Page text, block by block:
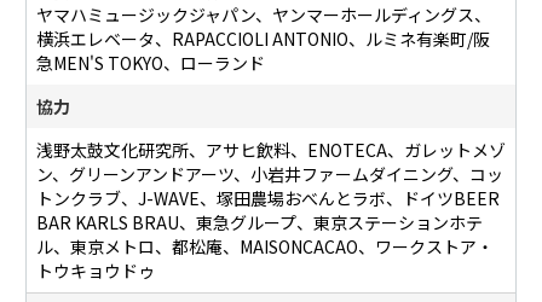
ヤマハミュージックジャパン、ヤンマーホールディングス、
横浜エレベータ、RAPACCIOLI ANTONIO、ルミネ有楽町/阪
急MEN'S TOKYO、ローランド
協力
浅野太鼓文化研究所、アサヒ飲料、ENOTECA、ガレットメゾ
ン、グリーンアンドアーツ、小岩井ファームダイニング、コッ
トンクラブ、J-WAVE、塚田農場おべんとラボ、ドイツBEER
BAR KARLS BRAU、東急グループ、東京ステーションホテ
ル、東京メトロ、都松庵、MAISONCACAO、ワークストア・
トウキョウドゥ